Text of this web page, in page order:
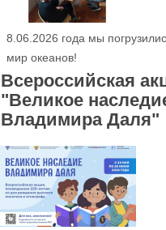
8.06.2026 года мы
мир океанов!
Всероссийская
"Великое
Владимира Даля"